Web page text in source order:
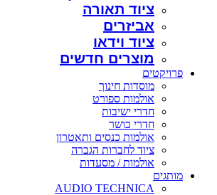
ציוד תאורה
אביזרים
ציוד וידאו
מוצרים חדשים
פרויקטים
מוסדות חינוך
אולמות ספורט
חדרי ישיבות
חדרי כושר
אולמות כנסים ותאטרון
ציוד לחברות הגברה
אולמות / מסעדות
מותגים
AUDIO TECHNICA